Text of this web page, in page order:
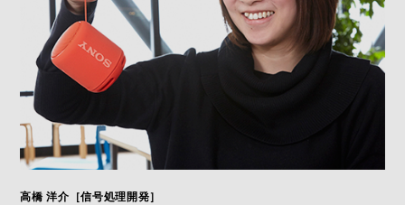
高橋 洋介［信号処理開発］